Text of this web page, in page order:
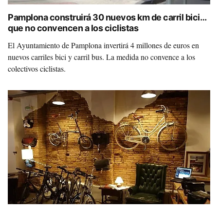
Pamplona construirá 30 nuevos km de carril bici…
que no convencen a los ciclistas
El Ayuntamiento de Pamplona invertirá 4 millones de euros en
nuevos carriles bici y carril bus. La medida no convence a los
colectivos ciclistas.